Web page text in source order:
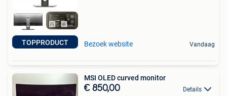
TOPPRODUCT Bezoek website Vandaag
MSI OLED curved monitor
€ 850,00 Details